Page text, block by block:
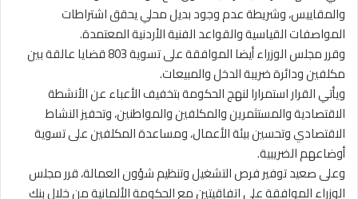
والمقاييس، وشريطة عدم وجود بديل محلي يحقق اشتراطات
المواصفات القياسية والقواعد الفنية الأردنية المعتمدة.
وقرر مجلس الوزراء أيضا الموافقة على تسوية 803 قضايا عالقة بين
مكلفين ودائرة ضريبة الدخل والمبيعات.
ويأتي القرار استمرارا لنهج الحكومة بتخفيف الأعباء عن الأنشطة
الاقتصادية والمستثمرين والمكلفين والمواطنين، وتحفيز النشاط
الاقتصادي وتحسين بيئة الأعمال، ومساعدة المكلفين على تسوية
أوضاعهم الضريبية.
وعلى صعيد توفير فرص التشغيل وتنظيم شؤون العمالة، قرر مجلس
الوزراء الموافقة على اتفاقيتين مع الحكومة الألمانية من خلال بنك